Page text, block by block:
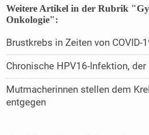
Weitere Artikel in der Rubrik
Onkologie":
Brustkrebs in Zeiten von COVID-
Chronische HPV16-Infektion,
Mutmacherinnen stellen dem
entgegen